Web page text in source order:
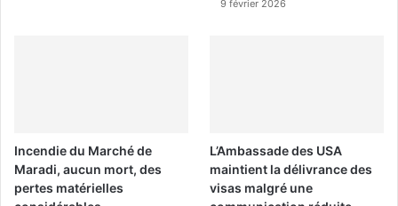
9 février 2026
Incendie du Marché de
Maradi, aucun mort, des
pertes matérielles
L’Ambassade des USA
maintient la délivrance des
visas malgré une